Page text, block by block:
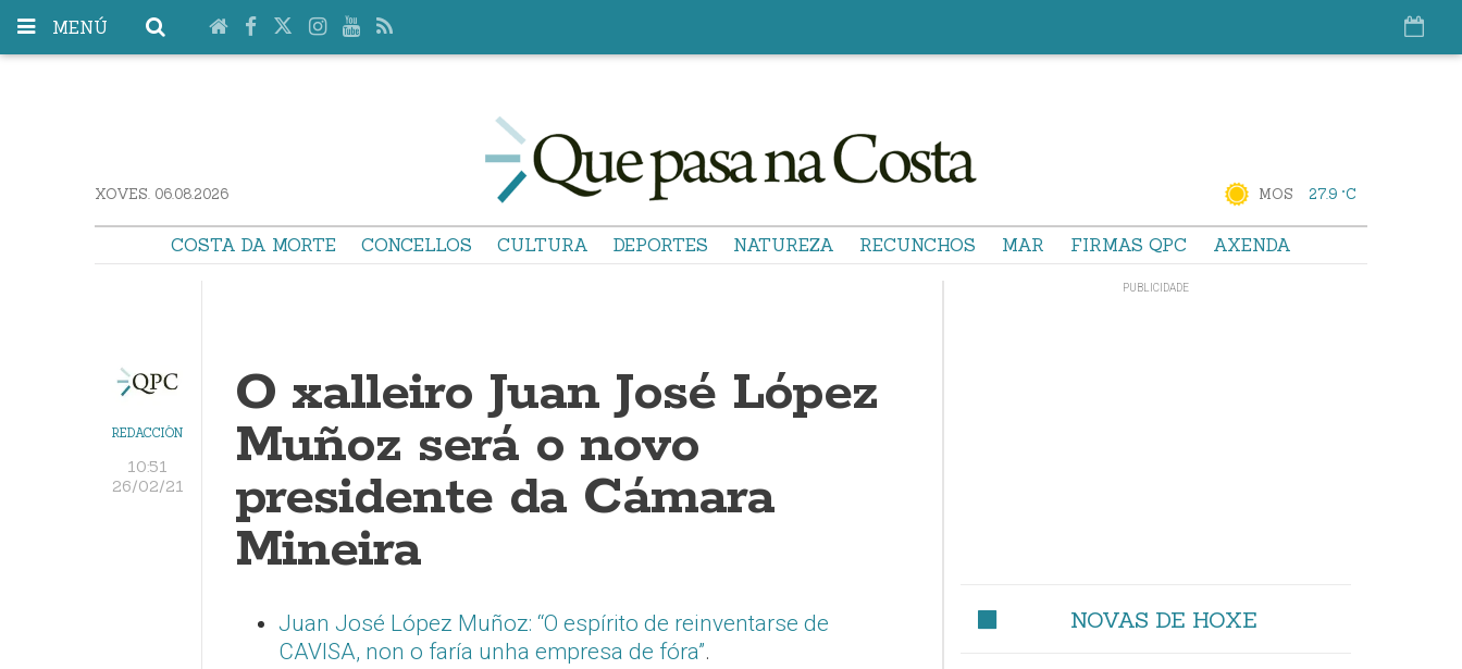
MENÚ
XOVES. 06.08.2026 MOS 27.9 °C
COSTA DA MORTE CONCELLOS CULTURA DEPORTES NATUREZA RECUNCHOS MAR FIRMAS QPC AXENDA
REDACCIÓN
10:51
26/02/21
O xalleiro Juan José López
Muñoz será o novo
presidente da Cámara
Mineira
Juan José López Muñoz: “O espírito de reinventarse de
CAVISA, non o faría unha empresa de fóra”.
NOVAS DE HOXE